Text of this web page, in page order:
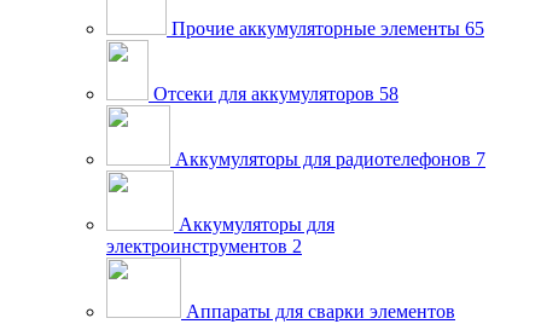
Прочие аккумуляторные элементы 65
Отсеки для аккумуляторов 58
Аккумуляторы для радиотелефонов 7
Аккумуляторы для
электроинструментов 2
Аппараты для сварки элементов